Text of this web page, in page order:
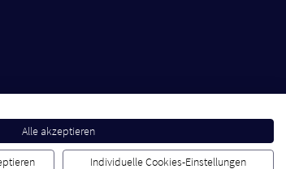
Alle akzeptieren
Individuelle Cookies-Einstellungen